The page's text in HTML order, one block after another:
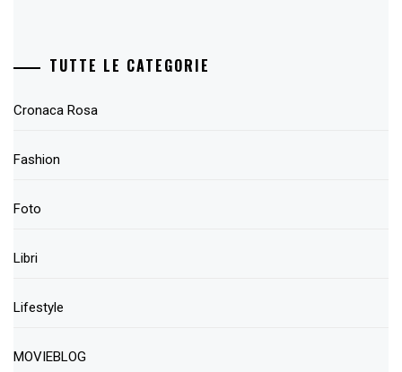
TUTTE LE CATEGORIE
Cronaca Rosa
Fashion
Foto
Libri
Lifestyle
MOVIEBLOG